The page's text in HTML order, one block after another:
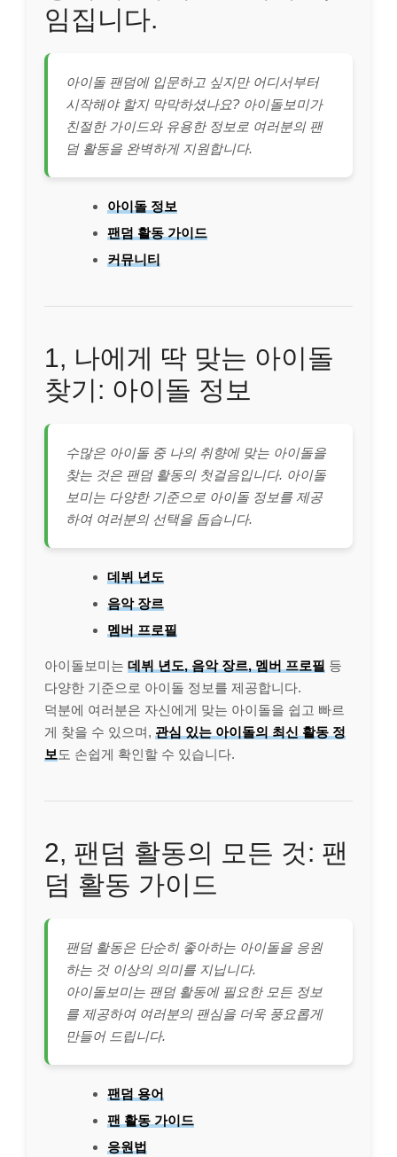
임집니다.
아이돌 팬덤에 입문하고 싶지만 어디서부터
시작해야 할지 막막하셨나요? 아이돌보미가
친절한 가이드와 유용한 정보로 여러분의 팬
덤 활동을 완벽하게 지원합니다.
아이돌 정보
팬덤 활동 가이드
커뮤니티
1, 나에게 딱 맞는 아이돌
찾기: 아이돌 정보
수많은 아이돌 중 나의 취향에 맞는 아이돌을
찾는 것은 팬덤 활동의 첫걸음입니다. 아이돌
보미는 다양한 기준으로 아이돌 정보를 제공
하여 여러분의 선택을 돕습니다.
데뷔 년도
음악 장르
멤버 프로필
아이돌보미는 데뷔 년도, 음악 장르, 멤버 프로필 등
다양한 기준으로 아이돌 정보를 제공합니다.
덕분에 여러분은 자신에게 맞는 아이돌을 쉽고 빠르
게 찾을 수 있으며, 관심 있는 아이돌의 최신 활동 정
보 도 손쉽게 확인할 수 있습니다.
2, 팬덤 활동의 모든 것: 팬
덤 활동 가이드
팬덤 활동은 단순히 좋아하는 아이돌을 응원
하는 것 이상의 의미를 지닙니다.
아이돌보미는 팬덤 활동에 필요한 모든 정보
를 제공하여 여러분의 팬심을 더욱 풍요롭게
만들어 드립니다.
팬덤 용어
팬 활동 가이드
응원법